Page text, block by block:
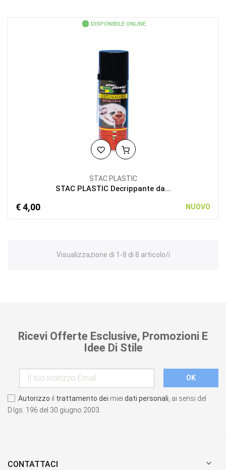
DISPONIBILE ONLINE
STAC PLASTIC
STAC PLASTIC Decrippante da...
€ 4,00 NUOVO
Visualizzazione di 1-8 di 8 articolo/i
Ricevi Offerte Esclusive, Promozioni E
Idee Di Stile
Autorizzo il trattamento dei miei dati personali , ai sensi del
D.lgs. 196 del 30 giugno 2003.
CONTATTACI 